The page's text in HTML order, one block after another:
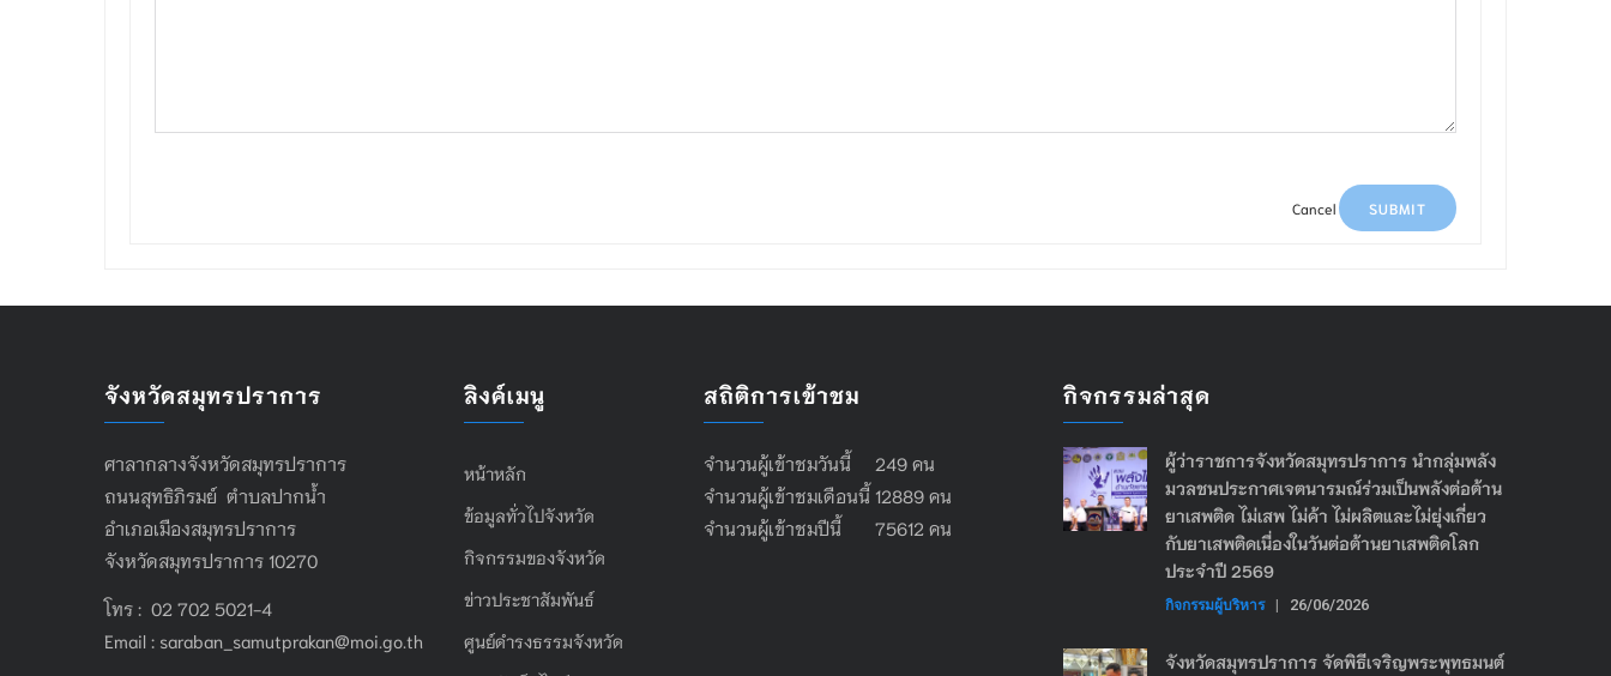
Cancel SUBMIT
จังหวัดสมุทรปราการ
ศาลากลางจังหวัดสมุทรปราการ
ถนนสุทธิภิรมย์ ตำบลปากน้ำ
อำเภอเมืองสมุทรปราการ
จังหวัดสมุทรปราการ 10270
โทร : 02 702 5021-4
Email : saraban_samutprakan@moi.go.th
ลิงค์เมนู
หน้าหลัก
ข้อมูลทั่วไปจังหวัด
กิจกรรมของจังหวัด
ข่าวประชาสัมพันธ์
ศูนย์ดำรงธรรมจังหวัด
สถิติการเข้าชม
จำนวนผู้เข้าชมวันนี้ 249 คน
จำนวนผู้เข้าชมเดือนนี้ 12889 คน
จำนวนผู้เข้าชมปีนี้ 75612 คน
กิจกรรมล่าสุด
ผู้ว่าราชการจังหวัดสมุทรปราการ นำกลุ่มพลัง
มวลชนประกาศเจตนารมณ์ร่วมเป็นพลังต่อต้าน
ยาเสพติด ไม่เสพ ไม่ค้า ไม่ผลิตและไม่ยุ่งเกี่ยว
กับยาเสพติดเนื่องในวันต่อต้านยาเสพติดโลก
ประจำปี 2569
กิจกรรมผู้บริหาร | 26/06/2026
จังหวัดสมุทรปราการ จัดพิธีเจริญพระพุทธมนต์